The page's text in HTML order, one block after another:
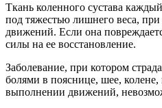
Ткань коленного сустава
под тяжестью лишнего веса,
движений. Если она
силы на ее восстановление.
Заболевание, при котором
болями в пояснице, шее, колене,
выполнении движений,